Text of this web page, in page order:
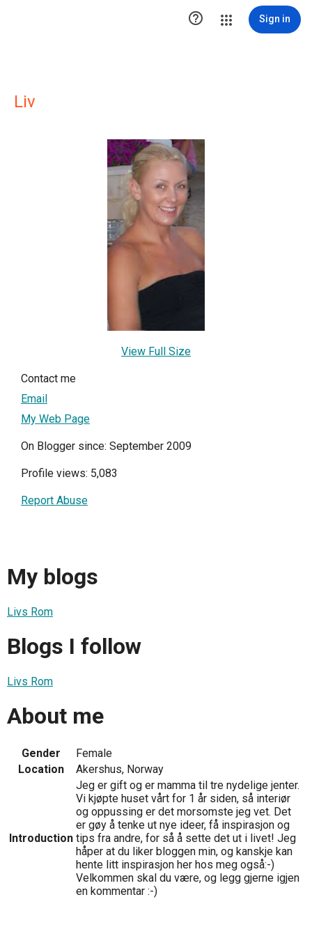
 Sign in
Liv
View Full Size
Contact me
Email
My Web Page
On Blogger since: September 2009
Profile views: 5,083
Report Abuse
My blogs
Livs Rom
Blogs I follow
Livs Rom
About me
Gender
Female
Location
Akershus, Norway
Introduction
Jeg er gift og er mamma til tre nydelige jenter.
Vi kjøpte huset vårt for 1 år siden, så interiør
og oppussing er det morsomste jeg vet. Det
er gøy å tenke ut nye ideer, få inspirasjon og
tips fra andre, for så å sette det ut i livet! Jeg
håper at du liker bloggen min, og kanskje kan
hente litt inspirasjon her hos meg også:-)
Velkommen skal du være, og legg gjerne igjen
en kommentar :-)